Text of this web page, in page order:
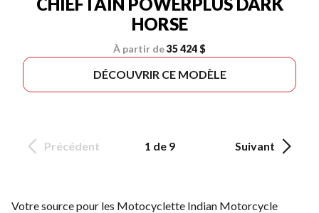
HORSE
À partir de35 424 $
DÉCOUVRIR CE MODÈLE
Précédent 1 de 9 Suivant
Votre source pour les Motocyclette Indian Motorcycle